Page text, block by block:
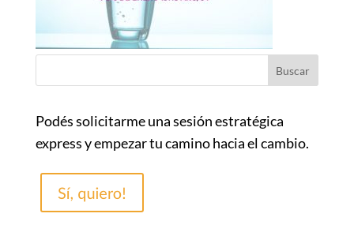
Podés solicitarme una sesión estratégica
express y empezar tu camino hacia el cambio.